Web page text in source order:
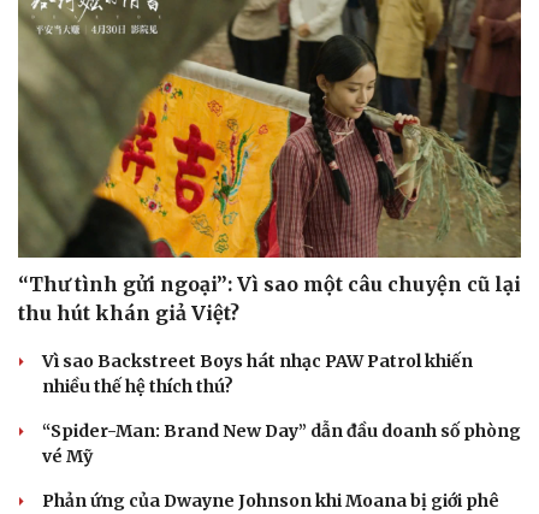
“Thư tình gửi ngoại”: Vì sao một câu chuyện cũ lại
thu hút khán giả Việt?
Vì sao Backstreet Boys hát nhạc PAW Patrol khiến
nhiều thế hệ thích thú?
“Spider-Man: Brand New Day” dẫn đầu doanh số phòng
vé Mỹ
Phản ứng của Dwayne Johnson khi Moana bị giới phê